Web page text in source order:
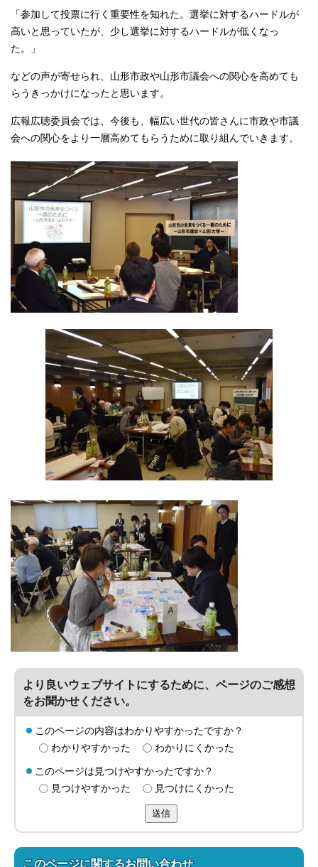
「参加して投票に行く重要性を知れた。選挙に対するハードルが
高いと思っていたが、少し選挙に対するハードルが低くなっ
た。」
などの声が寄せられ、山形市政や山形市議会への関心を高めても
らうきっかけになったと思います。
広報広聴委員会では、今後も、幅広い世代の皆さんに市政や市議
会への関心をより一層高めてもらうために取り組んでいきます。
より良いウェブサイトにするために、ページのご感想
をお聞かせください。
このページの内容はわかりやすかったですか？
わかりやすかった
わかりにくかった
このページは見つけやすかったですか？
見つけやすかった
見つけにくかった
送信
このページに関するお問い合わせ